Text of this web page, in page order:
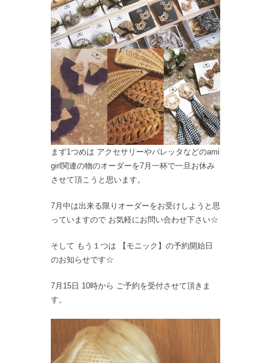
まず1つめは アクセサリーやバレッタなどのami
girl関連の物のオーダーを7月一杯で一旦お休み
させて頂こうと思います。
7月中は出来る限りオーダーをお受けしようと思
っていますので お気軽にお問い合わせ下さい☆
そして もう１つは 【モニック】の予約開始日
のお知らせです☆
7月15日 10時から ご予約を受付させて頂きま
す。